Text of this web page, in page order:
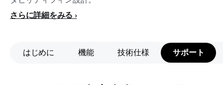
さらに詳細をみる
はじめに 機能 技術仕様 サポート